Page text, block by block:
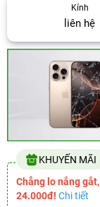
Kính
liên hệ
KHUYẾN MÃI
Chẳng lo nắng
24.000đ! Chi tiết